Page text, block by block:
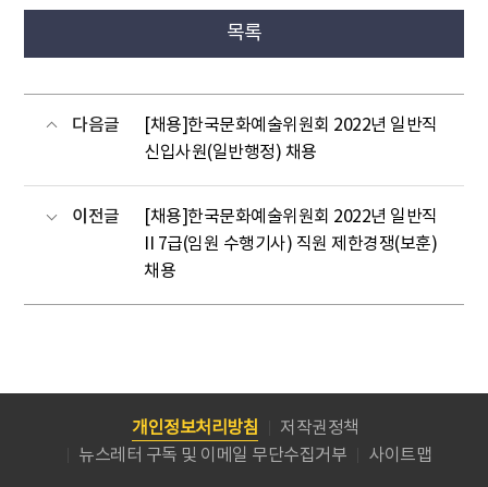
목록
다음글
[채용]한국문화예술위원회 2022년 일반직
신입사원(일반행정) 채용
이전글
[채용]한국문화예술위원회 2022년 일반직
II 7급(임원 수행기사) 직원 제한경쟁(보훈)
채용
개인정보처리방침
저작권정책
뉴스레터 구독 및 이메일 무단수집거부
사이트맵